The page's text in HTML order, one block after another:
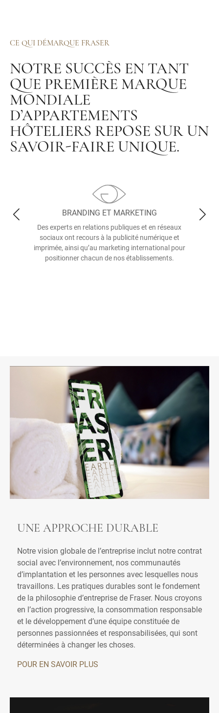
CE QUI DÉMARQUE FRASER
NOTRE SUCCÈS EN TANT
QUE PREMIÈRE MARQUE
MONDIALE
D’APPARTEMENTS
HÔTELIERS REPOSE SUR UN
SAVOIR-FAIRE UNIQUE.
BRANDING ET MARKETING
Des experts en relations publiques et en réseaux
sociaux ont recours à la publicité numérique et
imprimée, ainsi qu’au marketing international pour
positionner chacun de nos établissements.
UNE APPROCHE DURABLE
Notre vision globale de l’entreprise inclut notre contrat
social avec l’environnement, nos communautés
d’implantation et les personnes avec lesquelles nous
travaillons. Les pratiques durables sont le fondement
de la philosophie d’entreprise de Fraser. Nous croyons
en l’action progressive, la consommation responsable
et le développement d’une équipe constituée de
personnes passionnées et responsabilisées, qui sont
déterminées à changer les choses.
POUR EN SAVOIR PLUS